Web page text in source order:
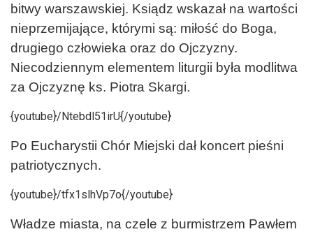
bitwy warszawskiej. Ksiądz wskazał na wartości
nieprzemijające, którymi są: miłość do Boga,
drugiego człowieka oraz do Ojczyzny.
Niecodziennym elementem liturgii była modlitwa
za Ojczyznę ks. Piotra Skargi.
{youtube}/Ntebdl51irU{/youtube}
Po Eucharystii Chór Miejski dał koncert pieśni
patriotycznych.
{youtube}/tfx1slhVp7o{/youtube}
Władze miasta, na czele z burmistrzem Pawłem